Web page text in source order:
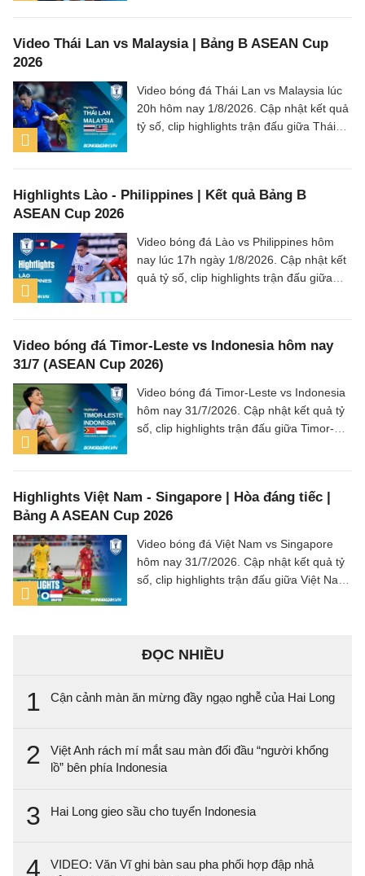
Video Thái Lan vs Malaysia | Bảng B ASEAN Cup
2026
Video bóng đá Thái Lan vs Malaysia lúc
20h hôm nay 1/8/2026. Cập nhật kết quả
tỷ số, clip highlights trận đấu giữa Thái
Highlights Lào - Philippines | Kết quả Bảng B
ASEAN Cup 2026
Video bóng đá Lào vs Philippines hôm
nay lúc 17h ngày 1/8/2026. Cập nhật kết
quả tỷ số, clip highlights trận đấu giữa
Video bóng đá Timor-Leste vs Indonesia hôm nay
31/7 (ASEAN Cup 2026)
Video bóng đá Timor-Leste vs Indonesia
hôm nay 31/7/2026. Cập nhật kết quả tỷ
số, clip highlights trận đấu giữa Timor-
Highlights Việt Nam - Singapore | Hòa đáng tiếc |
Bảng A ASEAN Cup 2026
Video bóng đá Việt Nam vs Singapore
hôm nay 31/7/2026. Cập nhật kết quả tỷ
số, clip highlights trận đấu giữa Việt Nam
ĐỌC NHIỀU
1 Cận cảnh màn ăn mừng đầy ngạo nghễ của Hai Long
2
Việt Anh rách mí mắt sau màn đối đầu “người khổng
lồ” bên phía Indonesia
3 Hai Long gieo sầu cho tuyển Indonesia
4
VIDEO: Văn Vĩ ghi bàn sau pha phối hợp đập nhả